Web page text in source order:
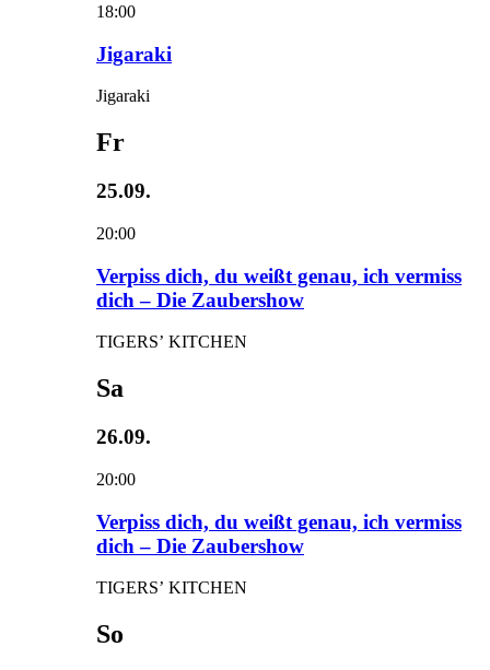
18:00
Jigaraki
Jigaraki
Fr
25.09.
20:00
Verpiss dich, du weißt genau, ich vermiss
dich – Die Zaubershow
TIGERS’ KITCHEN
Sa
26.09.
20:00
Verpiss dich, du weißt genau, ich vermiss
dich – Die Zaubershow
TIGERS’ KITCHEN
So